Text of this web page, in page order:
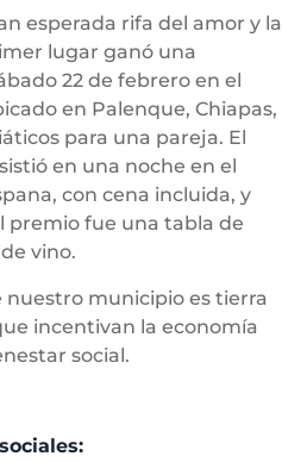
esperada rifa del amor y la
lugar ganó una
22 de febrero en el
en Palenque, Chiapas,
para una pareja. El
en una noche en el
con cena incluida, y
premio fue una tabla de
vino.
municipio es tierra
incentivan la economía
social.